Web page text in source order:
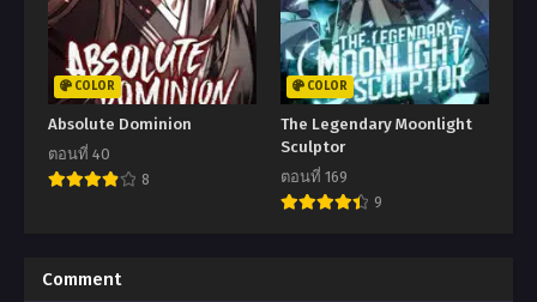
COLOR
Absolute Dominion
ตอนที่ 40
8
COLOR
The Legendary Moonlight
Sculptor
ตอนที่ 169
9
Comment